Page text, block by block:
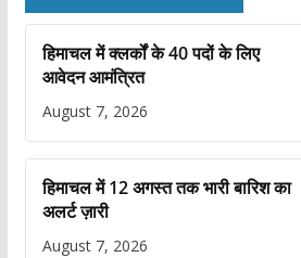
हिमाचल में क्लर्कों के 40 पदों के लिए
आवेदन आमंत्रित
August 7, 2026
हिमाचल में 12 अगस्त तक भारी बारिश का
अलर्ट ज़ारी
August 7, 2026